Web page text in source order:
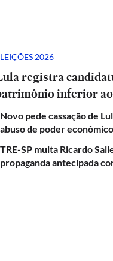
2026
registra
inferior ao
Novo pede cassação de
abuso de poder
TRE-SP multa Ricardo
propaganda antecipada